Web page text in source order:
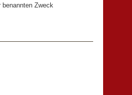
benannten Zweck